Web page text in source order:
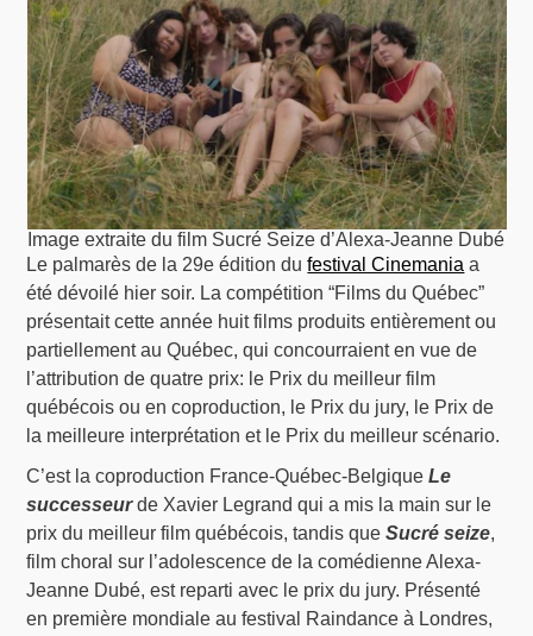
Image extraite du film Sucré Seize d’Alexa-Jeanne Dubé
Le palmarès de la 29e édition dufestival Cinemania a
été dévoilé hier soir. La compétition “Films du Québec”
présentait cette année huit films produits entièrement ou
partiellement au Québec, qui concourraient en vue de
l’attribution de quatre prix: le Prix du meilleur film
québécois ou en coproduction, le Prix du jury, le Prix de
la meilleure interprétation et le Prix du meilleur scénario.
C’est la coproduction France-Québec-BelgiqueLe
successeurde Xavier Legrand qui a mis la main sur le
prix du meilleur film québécois, tandis queSucré seize,
film choral sur l’adolescence de la comédienne Alexa-
Jeanne Dubé, est reparti avec le prix du jury. Présenté
en première mondiale au festival Raindance à Londres,